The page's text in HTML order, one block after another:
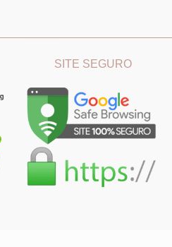
SITE SEGURO